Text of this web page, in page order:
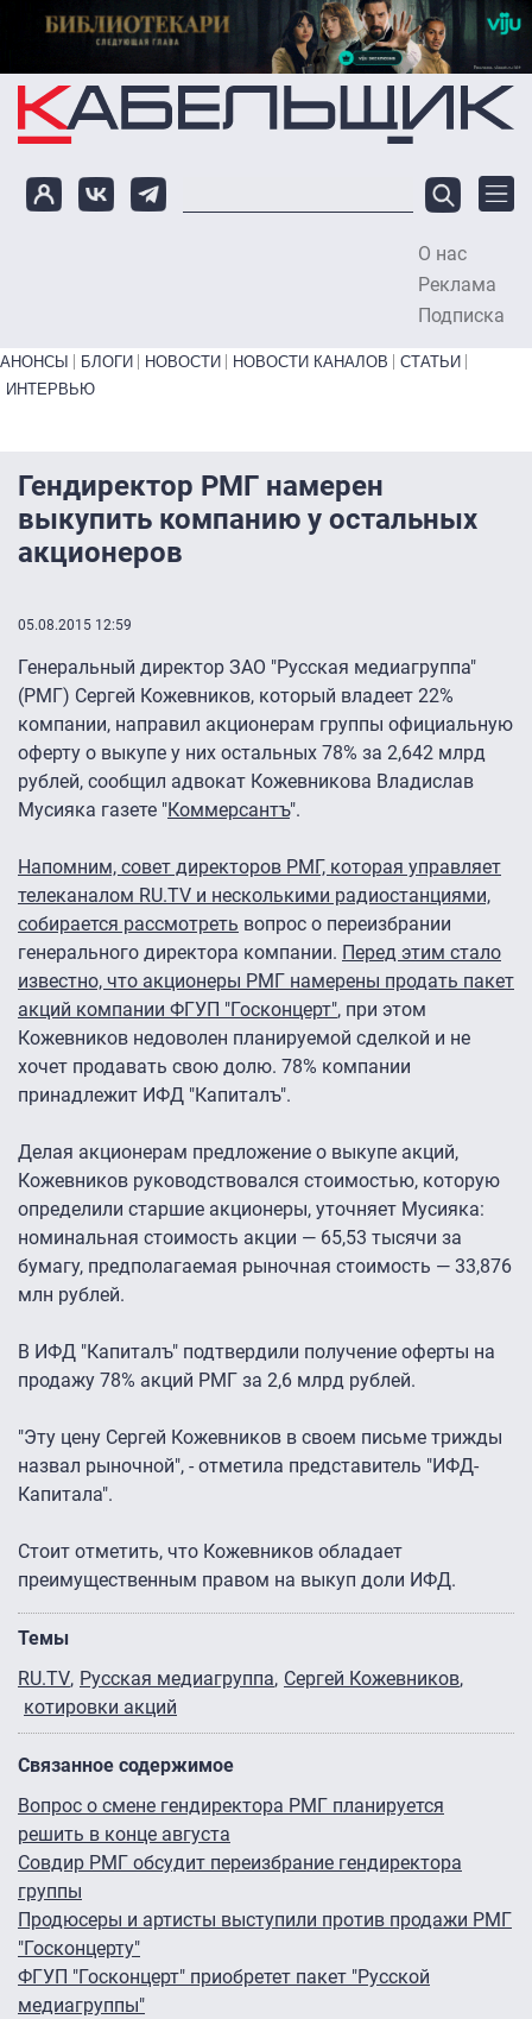
Перейти к основному содержанию
О нас
Реклама
Подписка
Primary links bottom
АНОНСЫ БЛОГИ НОВОСТИ НОВОСТИ КАНАЛОВ
СТАТЬИ
ИНТЕРВЬЮ
Гендиректор РМГ намерен
выкупить компанию у остальных
акционеров
05.08.2015 12:59
Генеральный директор ЗАО "Русская медиагруппа"
(РМГ) Сергей Кожевников, который владеет 22%
компании, направил акционерам группы официальную
оферту о выкупе у них остальных 78% за 2,642 млрд
рублей, сообщил адвокат Кожевникова Владислав
Мусияка газете "Коммерсантъ".
Напомним, совет директоров РМГ, которая управляет
телеканалом RU.TV и несколькими радиостанциями,
собирается рассмотреть вопрос о переизбрании
генерального директора компании. Перед этим стало
известно, что акционеры РМГ намерены продать пакет
акций компании ФГУП "Госконцерт", при этом
Кожевников недоволен планируемой сделкой и не
хочет продавать свою долю. 78% компании
принадлежит ИФД "Капиталъ".
Делая акционерам предложение о выкупе акций,
Кожевников руководствовался стоимостью, которую
определили старшие акционеры, уточняет Мусияка:
номинальная стоимость акции — 65,53 тысячи за
бумагу, предполагаемая рыночная стоимость — 33,876
млн рублей.
В ИФД "Капиталъ" подтвердили получение оферты на
продажу 78% акций РМГ за 2,6 млрд рублей.
"Эту цену Сергей Кожевников в своем письме трижды
назвал рыночной", - отметила представитель "ИФД-
Капитала".
Стоит отметить, что Кожевников обладает
преимущественным правом на выкуп доли ИФД.
Темы
RU.TV Русская медиагруппа Сергей Кожевников
котировки акций
Связанное содержимое
Вопрос о смене гендиректора РМГ планируется
решить в конце августа
Совдир РМГ обсудит переизбрание гендиректора
группы
Продюсеры и артисты выступили против продажи РМГ
"Госконцерту"
ФГУП "Госконцерт" приобретет пакет "Русской
медиагруппы"